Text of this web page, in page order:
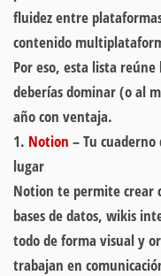
fluidez entre
contenido
Por eso, esta lista
deberías dominar (o al
año con ventaja.
1. Notion – Tu
lugar
Notion te permite crear
bases de datos, wikis
todo de forma visual y
trabajan en